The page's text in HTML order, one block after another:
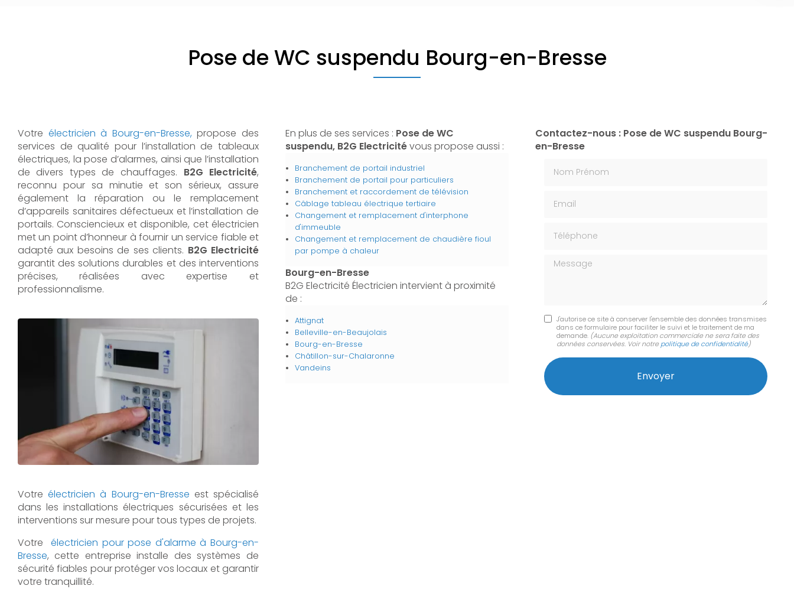
Pose de WC suspendu Bourg-en-Bresse
Votre électricien à Bourg-en-Bresse, propose des
services de qualité pour l’installation de tableaux
électriques, la pose d’alarmes, ainsi que l’installation
de divers types de chauffages. B2G Electricité,
reconnu pour sa minutie et son sérieux, assure
également la réparation ou le remplacement
d’appareils sanitaires défectueux et l’installation de
portails. Consciencieux et disponible, cet électricien
met un point d’honneur à fournir un service fiable et
adapté aux besoins de ses clients. B2G Electricité
garantit des solutions durables et des interventions
précises, réalisées avec expertise et
professionnalisme.
Votreélectricien à Bourg-en-Bresse est spécialisé
dans les installations électriques sécurisées et les
interventions sur mesure pour tous types de projets.
Votreélectricien pour pose d'alarme à Bourg-en-
Bresse, cette entreprise installe des systèmes de
sécurité fiables pour protéger vos locaux et garantir
votre tranquillité.
En plus de ses services : Pose de WC
suspendu, B2G Electricitévous propose aussi :
Branchement de portail industriel
Branchement de portail pour particuliers
Branchement et raccordement de télévision
Câblage tableau électrique tertiaire
Changement et remplacement d'interphone
d'immeuble
Changement et remplacement de chaudière fioul
par pompe à chaleur
Bourg-en-Bresse
B2G Electricité Électricien intervient à proximité
de :
Attignat
Belleville-en-Beaujolais
Bourg-en-Bresse
Châtillon-sur-Chalaronne
Vandeins
Contactez-nous : Pose de WC suspendu Bourg-
en-Bresse
Message
J'autorise ce site à conserver l'ensemble des données transmises
dans ce formulaire pour faciliter le suivi et le traitement de ma
demande. (Aucune exploitation commerciale ne sera faite des
données conservées. Voir notre politique de confidentialité)